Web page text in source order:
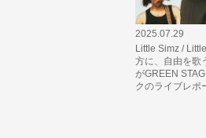
2025.07.29
Little Simz /
方に、自由を歌
がGREEN
クのライブレポ